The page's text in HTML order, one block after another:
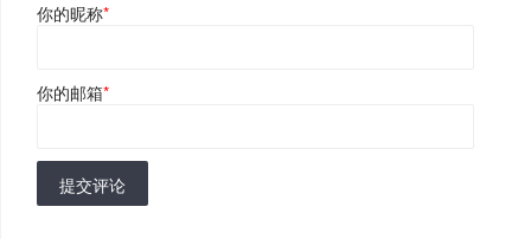
你的昵称*
你的邮箱*
提交评论